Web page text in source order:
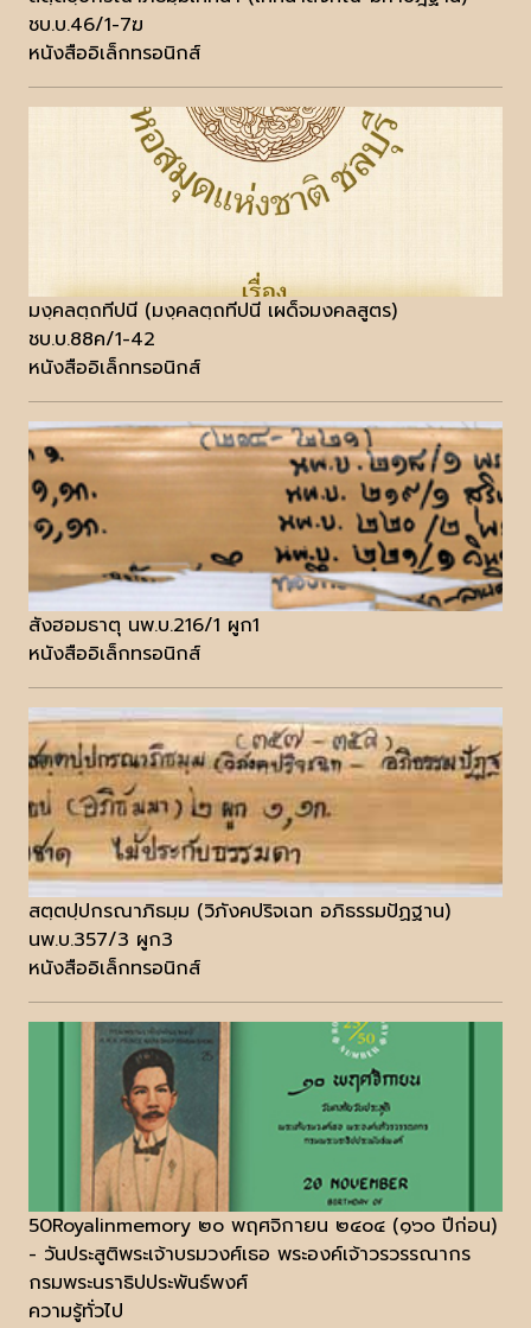
ชบ.บ.46/1-7ฆ
หนังสืออิเล็กทรอนิกส์
มงฺคลตฺถทีปนี (มงฺคลตฺถทีปนี เผด็จมงคลสูตร)
ชบ.บ.88ค/1-42
หนังสืออิเล็กทรอนิกส์
สังฮอมธาตุ นพ.บ.216/1 ผูก1
หนังสืออิเล็กทรอนิกส์
สตฺตปฺปกรณาภิธมฺม (วิภังคปริจเฉท อภิธรรมปัฏฐาน)
นพ.บ.357/3 ผูก3
หนังสืออิเล็กทรอนิกส์
50Royalinmemory ๒๐ พฤศจิกายน ๒๔๐๔ (๑๖๐ ปีก่อน)
- วันประสูติพระเจ้าบรมวงศ์เธอ พระองค์เจ้าวรวรรณากร
กรมพระนราธิปประพันธ์พงศ์
ความรู้ทั่วไป